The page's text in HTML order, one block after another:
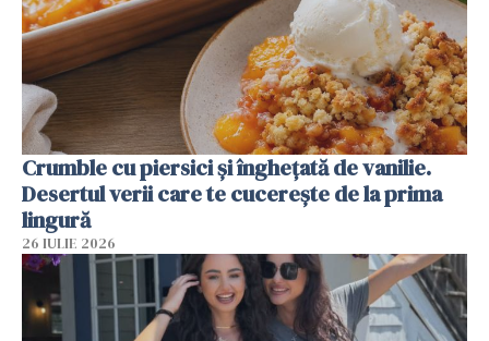
Crumble cu piersici și înghețată de vanilie.
Desertul verii care te cucerește de la prima
lingură
26 IULIE 2026